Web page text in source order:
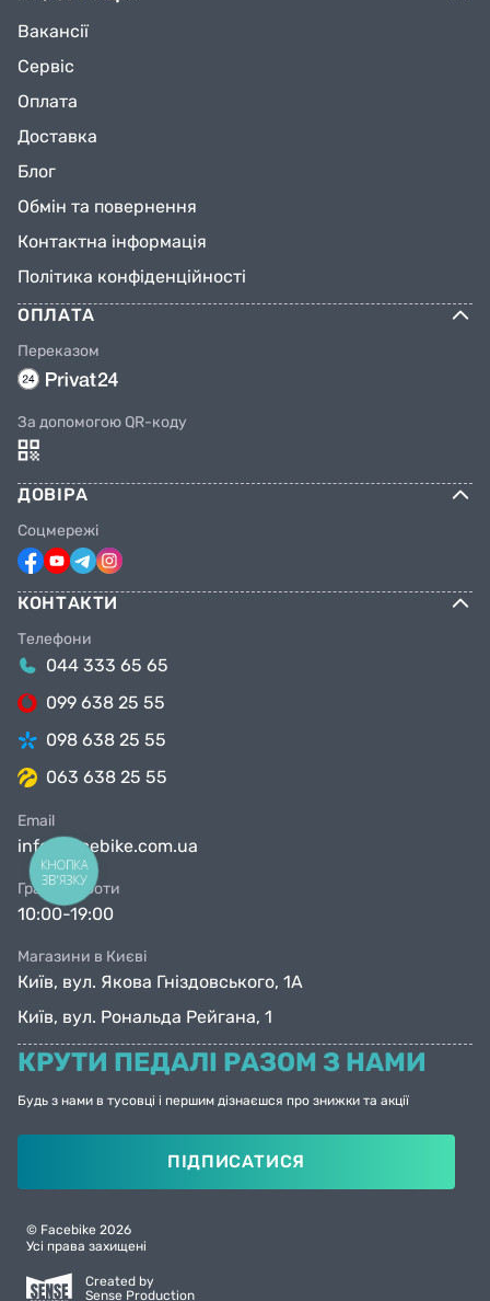
Вакансії
Сервіс
Оплата
Доставка
Блог
Обмін та повернення
Контактна інформація
Політика конфіденційності
ОПЛАТА
Переказом
За допомогою QR-коду
ДОВІРА
Соцмережі
КОНТАКТИ
Телефони
044 333 65 65
099 638 25 55
098 638 25 55
063 638 25 55
Email
info@facebike.com.ua
Графік роботи
10:00-19:00
Магазини в Києві
Київ, вул. Якова Гніздовського, 1А
Київ, вул. Рональда Рейгана, 1
КРУТИ ПЕДАЛІ РАЗОМ З НАМИ
Будь з нами в тусовці і першим дізнаєшся про знижки та акції
ПІДПИСАТИСЯ
© Facebike 2026
Усі права захищені
Created by
Sense Production
КНОПКА
ЗВ'ЯЗКУ